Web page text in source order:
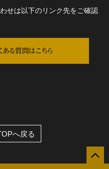
せは以下のリンク先をご確認
ある質問はこちら
へ戻る